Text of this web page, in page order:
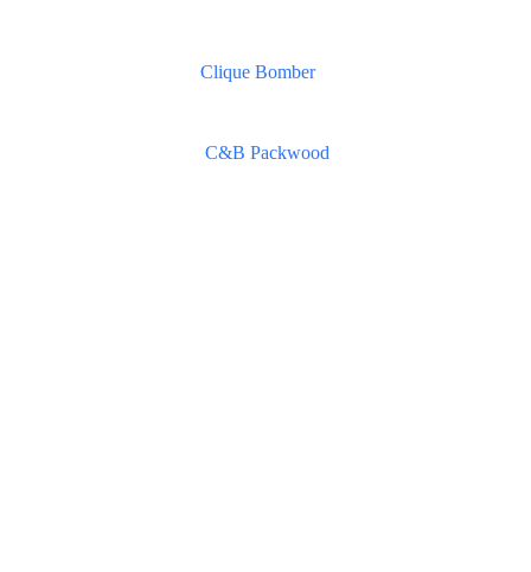
Clique Bomber